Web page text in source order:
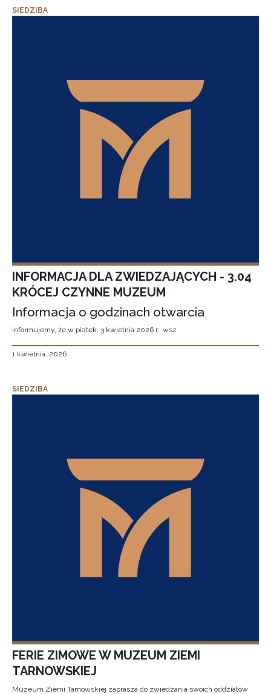
SIEDZIBA
INFORMACJA DLA ZWIEDZAJĄCYCH - 3.04
KRÓCEJ CZYNNE MUZEUM
Informacja o godzinach otwarcia
Informujemy, że w piątek, 3 kwietnia 2026 r., wsz
1 kwietnia, 2026
SIEDZIBA
FERIE ZIMOWE W MUZEUM ZIEMI
TARNOWSKIEJ
Muzeum Ziemi Tarnowskiej zaprasza do zwiedzania swoich oddziałów